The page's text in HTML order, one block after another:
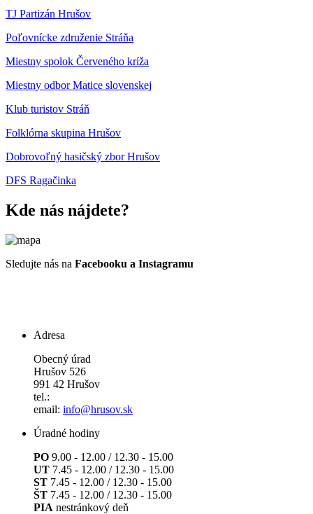
TJ Partizán Hrušov
Poľovnícke združenie Stráňa
Miestny spolok Červeného kríža
Miestny odbor Matice slovenskej
Klub turistov Stráň
Folklórna skupina Hrušov
Dobrovoľný hasičský zbor Hrušov
DFS Ragačinka
Kde nás nájdete?
Sledujte nás na Facebooku a Instagramu
Adresa
Obecný úrad
Hrušov 526
991 42 Hrušov
tel.:
email: info@hrusov.sk
Úradné hodiny
PO 9.00 - 12.00 / 12.30 - 15.00
UT 7.45 - 12.00 / 12.30 - 15.00
ST 7.45 - 12.00 / 12.30 - 15.00
ŠT 7.45 - 12.00 / 12.30 - 15.00
PIA nestránkový deň